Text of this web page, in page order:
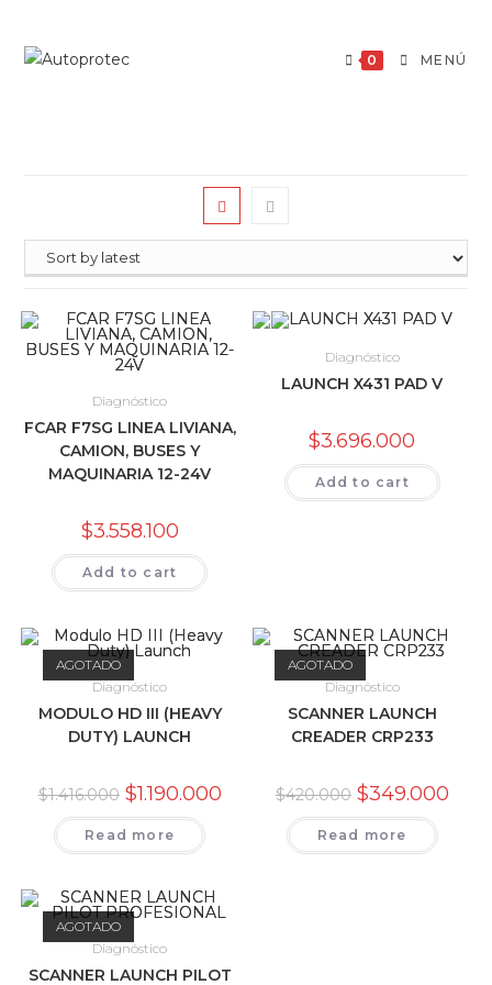
contenido
0 MENÚ
Diagnóstico
FCAR F7SG LINEA LIVIANA,
CAMION, BUSES Y
MAQUINARIA 12-24V
$3.558.100
Add to cart
Diagnóstico
LAUNCH X431 PAD V
$3.696.000
Add to cart
AGOTADO
Diagnóstico
MODULO HD III (HEAVY
DUTY) LAUNCH
$1.416.000 $1.190.000
Read more
AGOTADO
Diagnóstico
SCANNER LAUNCH
CREADER CRP233
$420.000 $349.000
Read more
AGOTADO
Diagnóstico
SCANNER LAUNCH PILOT